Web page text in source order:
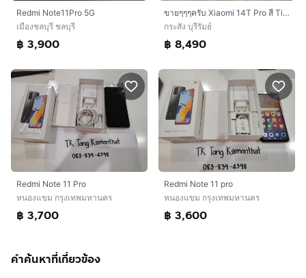
Redmi Note11Pro 5G
เมืองชลบุรี ชลบุรี
฿ 3,900
ขายๆๆๆครับ Xiaomi 14T Pro สี Titan Gray เครื่องศูนย์ ไร้รอย
กระสัง บุรีรัมย์
฿ 8,490
Redmi Note 11 Pro
หนองแขม กรุงเทพมหานคร
฿ 3,700
Redmi Note 11 pro
หนองแขม กรุงเทพมหานคร
฿ 3,600
คำค้นหาที่เกี่ยวข้อง